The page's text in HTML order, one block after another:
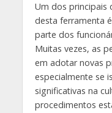
Um dos principais
desta ferramenta
parte dos
Muitas vezes, as
em adotar novas
especialmente se
significativas na
procedimentos